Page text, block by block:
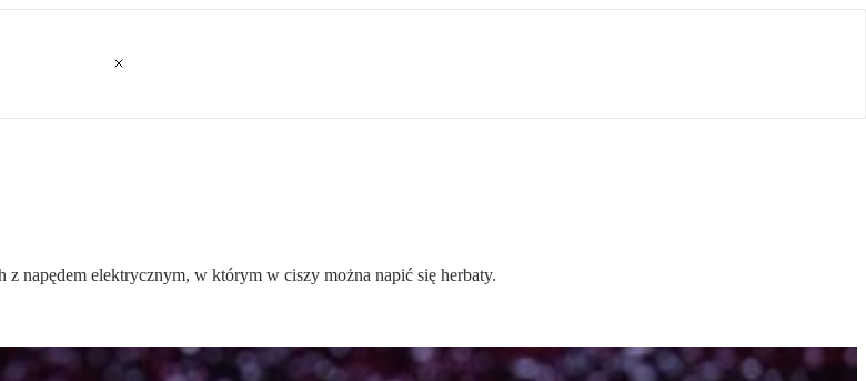
z napędem elektrycznym, w którym w ciszy można napić się herbaty.